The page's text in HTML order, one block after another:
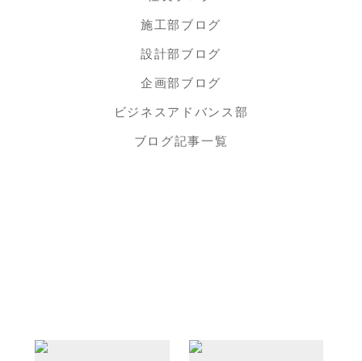
施工部ブログ
設計部ブログ
企画部ブログ
ビジネスアドバンス部
ブログ記事一覧